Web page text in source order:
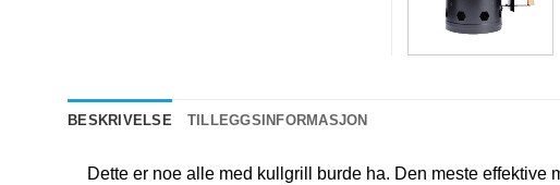
BESKRIVELSE TILLEGGSINFORMASJON
Dette er noe alle med kullgrill burde ha. Den meste